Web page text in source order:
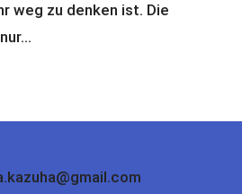
weg zu denken ist. Die